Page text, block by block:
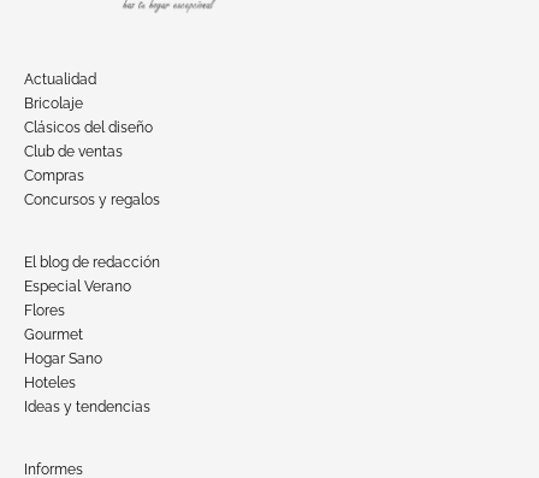
Actualidad
Bricolaje
Clásicos del diseño
Club de ventas
Compras
Concursos y regalos
El blog de redacción
Especial Verano
Flores
Gourmet
Hogar Sano
Hoteles
Ideas y tendencias
Informes